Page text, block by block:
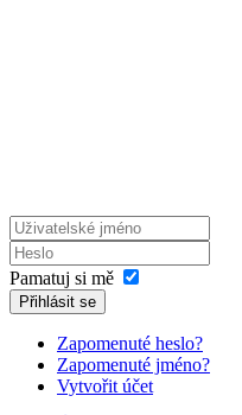
Pamatuj si mě
Přihlásit se
Zapomenuté heslo?
Zapomenuté jméno?
Vytvořit účet